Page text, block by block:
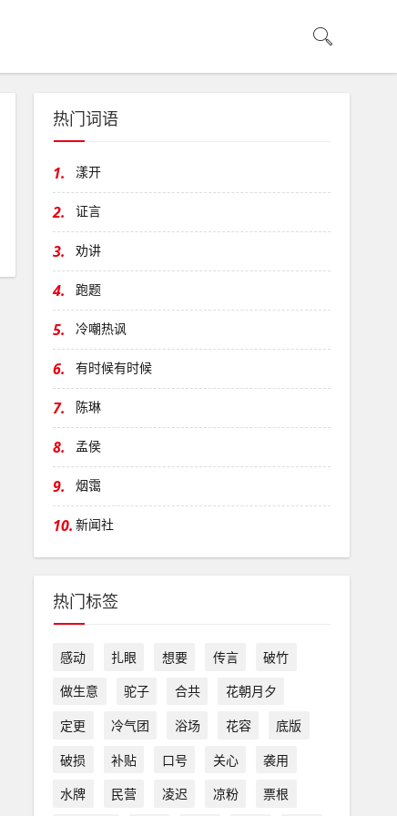
热门词语
1. 漾开
2. 证言
3. 劝讲
4. 跑题
5. 冷嘲热讽
6. 有时候有时候
7. 陈琳
8. 孟侯
9. 烟霭
10. 新闻社
热门标签
感动 扎眼 想要 传言
破竹
做生意
驼子 合共
花朝月夕
定更
冷气团 浴场 花容
底版
破损
补贴 口号 关心
袭用
水牌
民营 凌迟 凉粉 票根